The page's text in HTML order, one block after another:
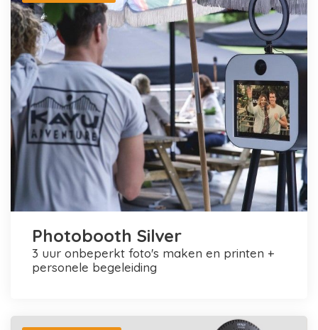
Photobooth Silver
3 uur onbeperkt foto's maken en printen +
personele begeleiding